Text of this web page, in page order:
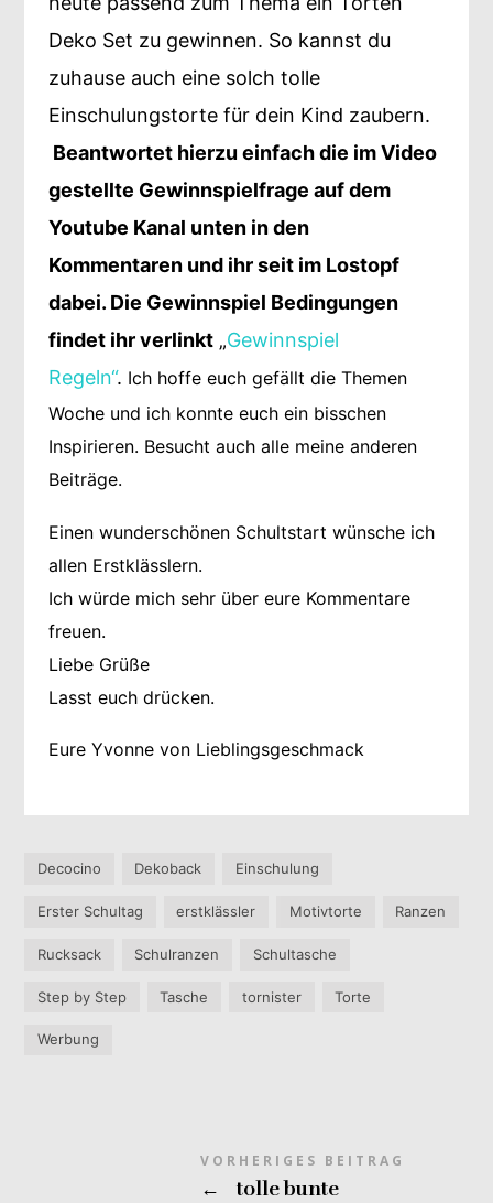
Deko Set zu gewinnen. So kannst du
zuhause auch eine solch tolle
Einschulungstorte für dein Kind zaubern.
Beantwortet hierzu einfach die im Video
gestellte Gewinnspielfrage auf dem
Youtube Kanal unten in den
Kommentaren und ihr seit im Lostopf
dabei. Die Gewinnspiel Bedingungen
findet ihr verlinkt„Gewinnspiel
Regeln“. Ich hoffe euch gefällt die Themen
Woche und ich konnte euch ein bisschen
Inspirieren. Besucht auch alle meine anderen
Beiträge.
Einen wunderschönen Schultstart wünsche ich
allen Erstklässlern.
Ich würde mich sehr über eure Kommentare
freuen.
Liebe Grüße
Lasst euch drücken.
Eure Yvonne von Lieblingsgeschmack
Decocino Dekoback Einschulung
Erster Schultag erstklässler Motivtorte Ranzen
Rucksack Schulranzen Schultasche
Step by Step Tasche tornister Torte
Werbung
VORHERIGES BEITRAG
←
tolle bunte